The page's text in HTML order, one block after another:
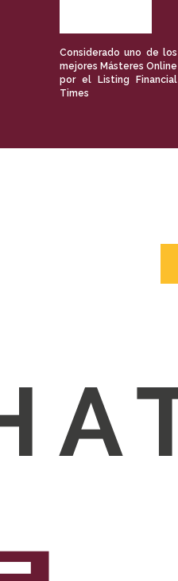
Considerado uno de los
mejores Másteres Online
por el Listing Financial
Times